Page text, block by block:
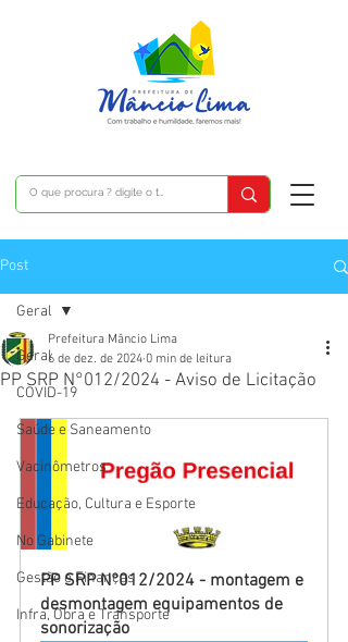
Post
Geral
COVID-19
Saúde e Saneamento
Vacinômetros
Educação, Cultura e Esporte
No Gabinete
Gestão e Finanças
Infra, Obra e Transporte
Geral
PP SRP N°012/2024 - Aviso de Licitação
Prefeitura Mâncio Lima
6 de dez. de 2024 0 min de leitura
PP SRP N°012/2024 - montagem e
desmontagem equipamentos de
sonorização